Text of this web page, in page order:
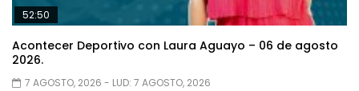
52:50
Acontecer Deportivo con Laura Aguayo – 06 de agosto
2026.
7 AGOSTO, 2026 - LUD: 7 AGOSTO, 2026